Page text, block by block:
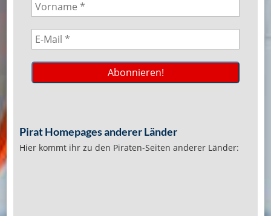
Pirat Homepages anderer Länder
Hier kommt ihr zu den Piraten-Seiten anderer Länder: